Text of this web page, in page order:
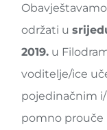
održati u
2019. u
voditelje/ice
pojedinačnim
pomno prouče